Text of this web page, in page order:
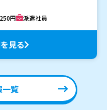
円 派遣社員
見る
一覧